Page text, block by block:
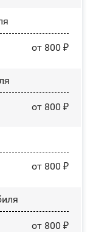
от 800 ₽
от 800 ₽
от 800 ₽
от 800 ₽